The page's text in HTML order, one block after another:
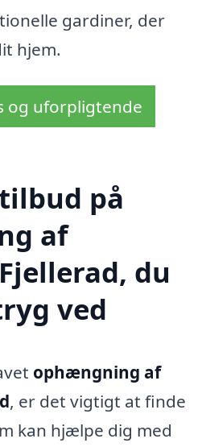
gardiner, der
hjem.
og uforpligtende
på
af
du
ved
ophængning af
, er det vigtigt at finde
kan hjælpe dig med